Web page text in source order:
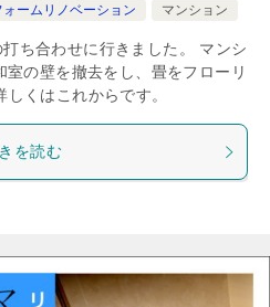
ームリノベーション マンション
ち合わせに行きました。 マンシ
の壁を撤去をし、畳をフローリ
くはこれからです。
を読む